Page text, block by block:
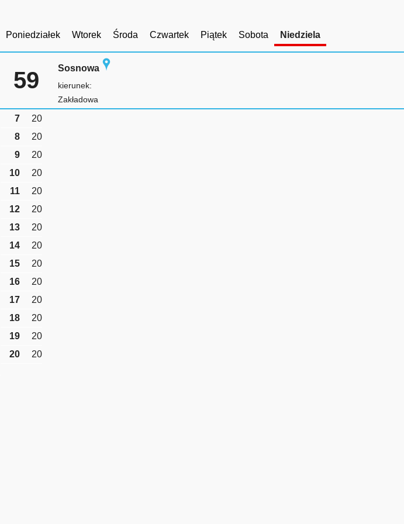
Poniedziałek Wtorek Środa Czwartek Piątek Sobota Niedziela
59 Sosnowa
kierunek:
Zakładowa
7
20
8
20
9
20
10
20
11
20
12
20
13
20
14
20
15
20
16
20
17
20
18
20
19
20
20
20